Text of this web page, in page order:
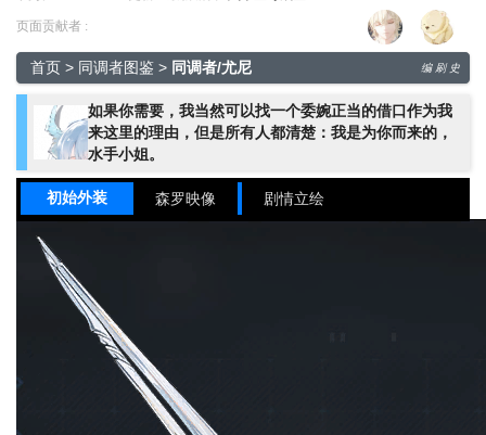
跳
导
航
跳
搜
索
页面贡献者 :
首页 > 同调者图鉴 > 同调者/尤尼 编 刷 史
如果你需要，我当然可以找一个委婉正当的借口作为我
来这里的理由，但是所有人都清楚：我是为你而来的，
水手小姐。
初始外装 森罗映像 剧情立绘